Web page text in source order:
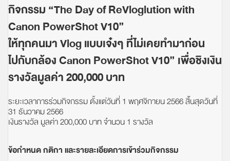
กิจกรรม “The Day of ReVloglution with
Canon PowerShot V10”
ให้ทุกคนมา Vlog แบบเจ๋งๆ ที่ไม่เคยทำมาก่อน
ไปกับกล้อง Canon PowerShot V10” เพื่อชิงเงิน
รางวัลมูลค่า 200,000 บาท
ระยะเวลาการร่วมกิจกรรม ตั้งแต่วันที่ 1 พฤศจิกายน 2566 สิ้นสุดวันที่
31 ธันวาคม 2566
เงินรางวัล มูลค่า 200,000 บาท จำนวน 1 รางวัล
ข้อกำหนด กติกา และรายละเอียดการเข้าร่วมกิจกรรม